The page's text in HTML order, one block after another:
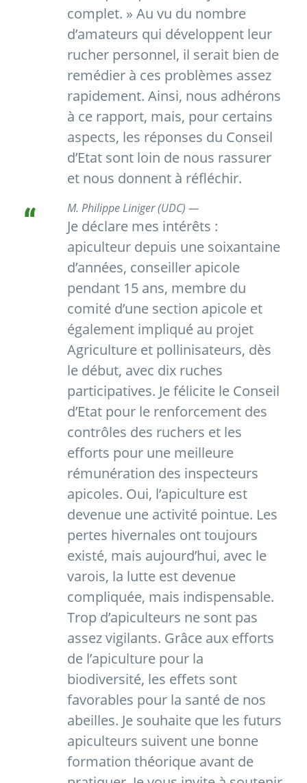
complet. » Au vu du nombre
d’amateurs qui développent leur
rucher personnel, il serait bien de
remédier à ces problèmes assez
rapidement. Ainsi, nous adhérons
à ce rapport, mais, pour certains
aspects, les réponses du Conseil
d’Etat sont loin de nous rassurer
et nous donnent à réfléchir.
M. Philippe Liniger (UDC) —
Je déclare mes intérêts :
apiculteur depuis une soixantaine
d’années, conseiller apicole
pendant 15 ans, membre du
comité d’une section apicole et
également impliqué au projet
Agriculture et pollinisateurs, dès
le début, avec dix ruches
participatives. Je félicite le Conseil
d’Etat pour le renforcement des
contrôles des ruchers et les
efforts pour une meilleure
rémunération des inspecteurs
apicoles. Oui, l’apiculture est
devenue une activité pointue. Les
pertes hivernales ont toujours
existé, mais aujourd’hui, avec le
varois, la lutte est devenue
compliquée, mais indispensable.
Trop d’apiculteurs ne sont pas
assez vigilants. Grâce aux efforts
de l’apiculture pour la
biodiversité, les effets sont
favorables pour la santé de nos
abeilles. Je souhaite que les futurs
apiculteurs suivent une bonne
formation théorique avant de